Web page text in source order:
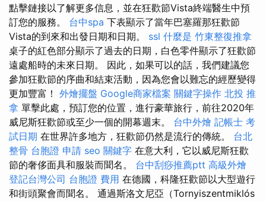
點擊鏈接以了解更多信息，並在狂歡節Vista終端醫生中預
訂您的服務。 台中spa 下表顯示了當年巴塞羅那狂歡節
Vista的到來和出發日期和日期。 ssl 什麼是 竹東整復推拿
桌子的紅色部分顯示了過去的日期，白色零件顯示了狂歡節
遠處船時的未來日期。 因此，如果可以的話，我們建議您
參加狂歡節的序曲和結束活動，因為您會以難忘的經歷變得
更加豐富！ 外燴擺盤 Google商家檔案 關鍵字操作 北投 推
拿 單擊此處，預訂您的位置，進行豪華旅行，前往2020年
威尼斯狂歡節或至少一個的開幕週末。 台中外燴 記帳士 考
試日期 在世界許多地方，狂歡節仍然是流行的傳統。 台北
整骨 台胞證 申請 seo 關鍵字 在意大利，它以威尼斯狂歡
節的奢侈面具和服裝而聞名。 台中刮痧推薦ptt 高級外燴
登記台灣公司 台胞證 費用 在德國，科隆狂歡節以大型遊行
和街頭聚會而聞名。 通過斯洛文尼亞（Tornyiszentmiklós